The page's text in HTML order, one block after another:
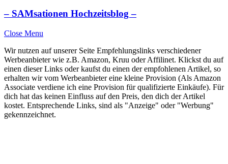
– SAMsationen Hochzeitsblog –
Close Menu
Wir nutzen auf unserer Seite Empfehlungslinks verschiedener
Werbeanbieter wie z.B. Amazon, Kruu oder Affilinet. Klickst du auf
einen dieser Links oder kaufst du einen der empfohlenen Artikel, so
erhalten wir vom Werbeanbieter eine kleine Provision (Als Amazon
Associate verdiene ich eine Provision für qualifizierte Einkäufe). Für
dich hat das keinen Einfluss auf den Preis, den dich der Artikel
kostet. Entsprechende Links, sind als "Anzeige" oder "Werbung"
gekennzeichnet.